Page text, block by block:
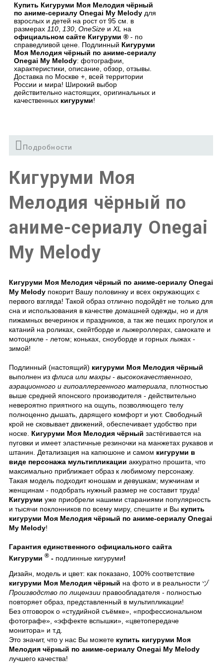
Купить Кигуруми Моя Мелодия чёрный
по аниме-сериалу Onegai My Melody для
взрослых и детей на рост от 95 см. в
размерах 110 130 OneSize и XL на
официальном сайте Кигуруми ® - по
справедливой цене. Подлинный Кигуруми
Моя Мелодия чёрный по аниме-сериалу
Onegai My Melody: фотографии,
характеристики, описание, обзор, отзывы.
Доставка по Москве +, всей территории
России и мира! Широкий выбор
действительно настоящих, оригинальных и
качественных кигуруми!
Подробности
Кигуруми Моя
Мелодия чёрный по
аниме-сериалу Onegai
My Melody
Кигуруми Моя Мелодия чёрный по аниме-сериалу Onegai
My Melody покорит Вашу половинку и всех окружающих с
первого взгляда! Такой образ отлично подойдёт не только для
сна и использования в качестве домашней одежды, но и для
пижамных вечеринок и праздников, а так же пеших прогулок и
катаний на роликах, скейтборде и лыжероллерах, самокате и
мотоцикле - летом; коньках, сноуборде и горных лыжах -
зимой!
Подлинный (настоящий) кигуруми Моя Мелодия чёрный
выполнен из флиса или махры - высококачественного,
аэрационного и гипоаллергенного материала , плотностью
выше средней японского производителя - действительно
невероятно приятного на ощупь, позволяющего телу
полноценно дышать, дарящего комфорт и уют. Свободный
крой не сковывает движений, обеспечивает удобство при
носке. Кигуруми Моя Мелодия чёрный застёгивается на
пуговки и имеет эластичные резиночки на манжетах рукавов и
штанин. Детализация на капюшоне и самом кигуруми в
виде персонажа мультипликации аккуратно прошита, что
максимально приближает образ к любимому персонажу.
Такая модель подходит юношам и девушкам; мужчинам и
женщинам - подобрать нужный размер не составит труда!
Кигуруми уже приобрели нашими стараниями популярность
и тысячи поклонников по всему миру, спешите и Вы купить
кигуруми Моя Мелодия чёрный по аниме-сериалу Onegai
My Melody!
Гарантия единственного официального сайта
Кигуруми ® - подлинные кигуруми!
Дизайн, модель и цвет: как показано, 100% соответствие
кигуруми Моя Мелодия чёрный на фото и в реальности ヅ
Производство по лицензии правообладателя - полностью
повторяет образ, представленный в мультипликации!
Без отговорок о «студийной съёмке», «профессиональном
фотографе», «эффекте вспышки», «цветопередаче
монитора» и т.д.
Это значит, что у нас Вы можете купить кигуруми Моя
Мелодия чёрный по аниме-сериалу Onegai My Melody
лучшего качества!